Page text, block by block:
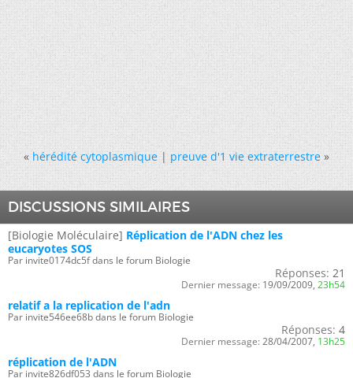
« hérédité cytoplasmique|preuve d'1 vie extraterrestre »
DISCUSSIONS SIMILAIRES
[Biologie Moléculaire] Réplication de l'ADN chez les
eucaryotes SOS
Par invite0174dc5f dans le forum Biologie
Réponses: 21
Dernier message: 19/09/2009, 23h54
relatif a la replication de l'adn
Par invite546ee68b dans le forum Biologie
Réponses: 4
Dernier message: 28/04/2007, 13h25
réplication de l'ADN
Par invite826df053 dans le forum Biologie